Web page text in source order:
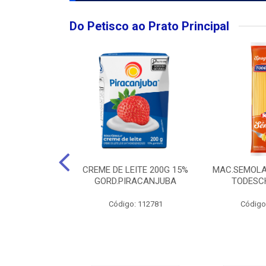
Do Petisco ao Prato Principal
CREME DE LEITE 200G 15%
GORD.PIRACANJUBA
Código: 112781